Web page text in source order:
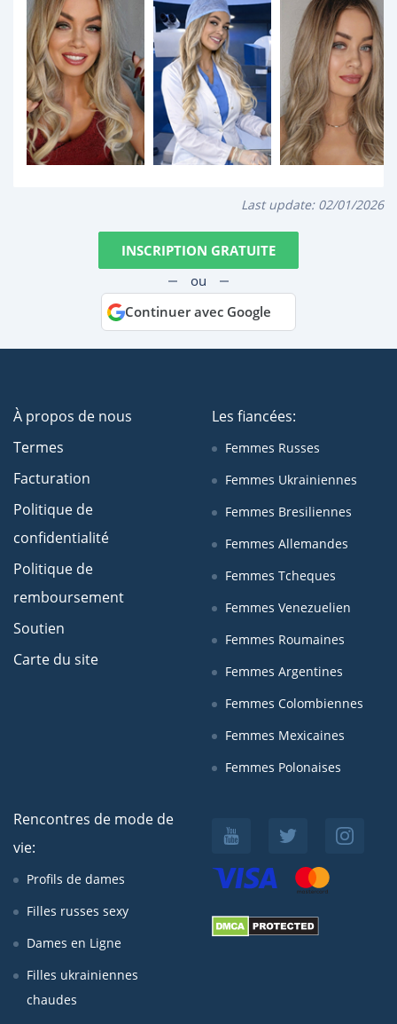
Last update: 02/01/2026
INSCRIPTION GRATUITE
ou
Continuer avec Google
À propos de nous
Termes
Facturation
Politique de
confidentialité
Politique de
remboursement
Soutien
Carte du site
Les fiancées:
Femmes Russes
Femmes Ukrainiennes
Femmes Bresiliennes
Femmes Allemandes
Femmes Tcheques
Femmes Venezuelien
Femmes Roumaines
Femmes Argentines
Femmes Colombiennes
Femmes Mexicaines
Femmes Polonaises
Rencontres de mode de
vie:
Profils de dames
Filles russes sexy
Dames en Ligne
Filles ukrainiennes
chaudes